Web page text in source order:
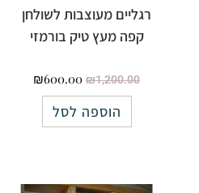
רגליים מעוצבות לשולחן
קפה מעץ טיק בורמזי
₪1,200.00
₪600.00
הוספה לסל